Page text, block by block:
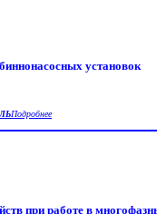
установок
Подробнее
при работе в